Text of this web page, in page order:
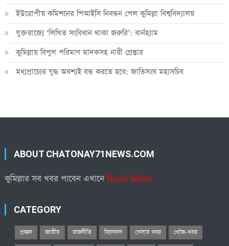
ইউরোপীয় কমিশনের পিআইসি নিবন্ধন পেল কুমিল্লা বিশ্ববিদ্যালয়
যুক্তরাজ্যে ‘লিখিত সংবিধান থাকা জরুরি’: বার্নহ্যাম
কুমিল্লায় বিপুল পরিমাণ মাদকসহ নারী গ্রেপ্তার
মধ্যপ্রাচ্যের যুদ্ধ অবশ্যই বন্ধ করতে হবে: জাতিসংঘ মহাসচিব
ABOUT CHATONAY71NEWS.COM
কুমিল্লার সব খবর পাবেন এখানেRead More
CATEGORY
প্রচ্ছদ জাতীয় রাজনীতি বিনোদন খেলার খবর খোঁজ-খবর